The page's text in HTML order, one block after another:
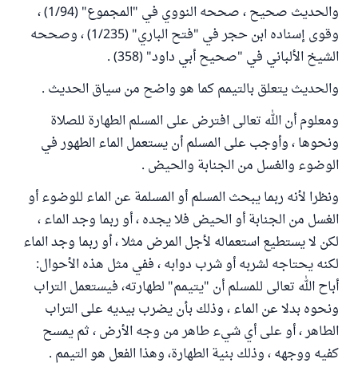
والحديث صحيح ، صححه النووي في "المجموع" (1/94) ،
وقوى إسناده ابن حجر في "فتح الباري" (1/235) ، وصححه
الشيخ الألباني في "صحيح أبي داود" (358) .
والحديث يتعلق بالتيمم كما هو واضح من سياق الحديث .
ومعلوم أن الله تعالى افترض على المسلم الطهارة للصلاة
ونحوها ، وأوجب على المسلم أن يستعمل الماء الطهور في
الوضوء والغسل من الجنابة والحيض .
ونظرا لأنه ربما يبحث المسلم أو المسلمة عن الماء للوضوء أو
الغسل من الجنابة أو الحيض فلا يجده ، أو ربما وجد الماء ،
لكن لا يستطيع استعماله لأجل المرض مثلا ، أو ربما وجد الماء
لكنه يحتاجه لشربه أو شرب دوابه ، ففي مثل هذه الأحوال:
أباح الله تعالى للمسلم أن "يتيمم" لطهارته، فيستعمل التراب
ونحوه بدلا عن الماء ، وذلك بأن يضرب بيديه على التراب
الطاهر ، أو على أي شيء طاهر من وجه الأرض ، ثم يمسح
كفيه ووجهه ، وذلك بنية الطهارة، وهذا الفعل هو التيمم .